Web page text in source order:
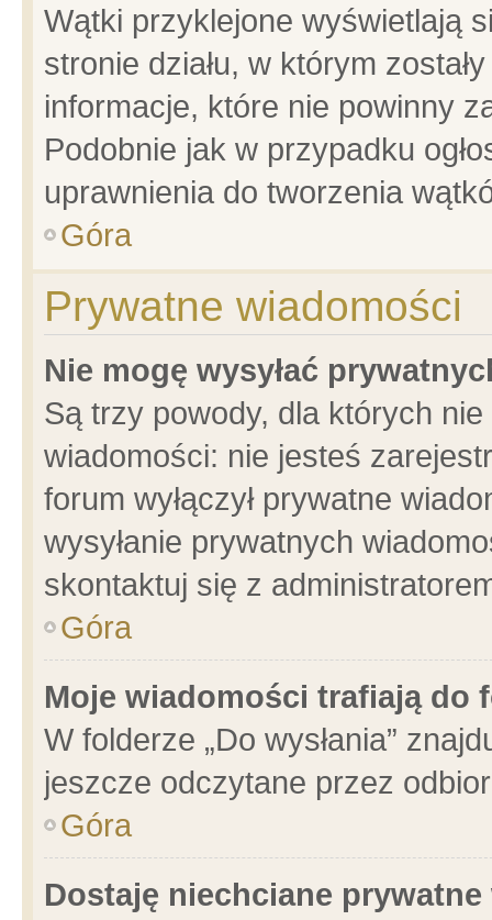
Wątki przyklejone wyświetlają
stronie działu, w którym
informacje, które nie powinny
Podobnie jak w przypadku
uprawnienia do tworzenia
Góra
Prywatne wiadomości
Nie mogę wysyłać
Są trzy powody, dla których
wiadomości: nie jesteś
forum wyłączył prywatne
wysyłanie prywatnych
skontaktuj się z
Góra
Moje wiadomości trafiają do
W folderze „Do wysłania”
jeszcze odczytane przez
Góra
Dostaję niechciane